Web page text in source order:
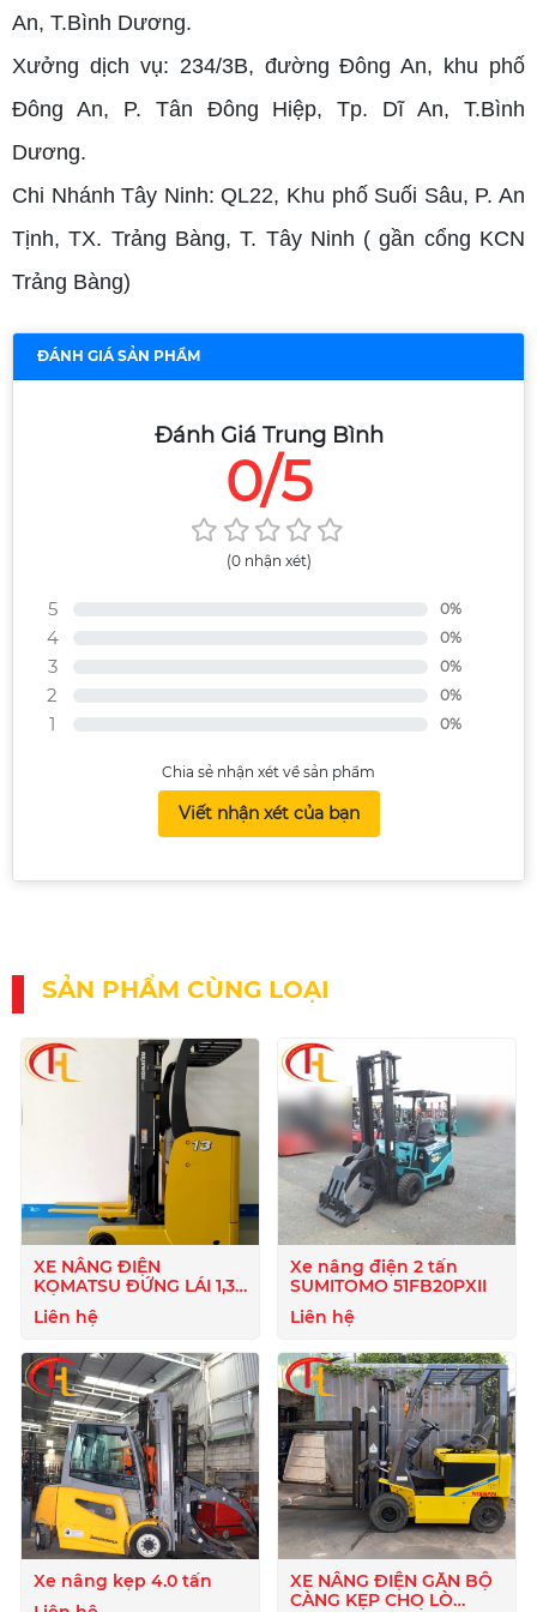
An, T.Bình Dương.
Xưởng dịch vụ: 234/3B, đường Đông An, khu phố
Đông An, P. Tân Đông Hiệp, Tp. Dĩ An, T.Bình
Dương.
Chi Nhánh Tây Ninh: QL22, Khu phố Suối Sâu, P. An
Tịnh, TX. Trảng Bàng, T. Tây Ninh ( gần cổng KCN
Trảng Bàng)
ĐÁNH GIÁ SẢN PHẨM
Đánh Giá Trung Bình
0/5
(0 nhận xét)
5 0%
4 0%
3 0%
2 0%
1 0%
Chia sẻ nhận xét về sản phẩm
Viết nhận xét của bạn
SẢN PHẨM CÙNG LOẠI
XE NÂNG ĐIỆN
KOMATSU ĐỨNG LÁI 1,3
TẤN
Liên hệ
Xe nâng điện 2 tấn
SUMITOMO 51FB20PXII
Liên hệ
Xe nâng kẹp 4.0 tấn
XE NÂNG ĐIỆN GẮN BỘ
CÀNG KẸP CHO LÒ